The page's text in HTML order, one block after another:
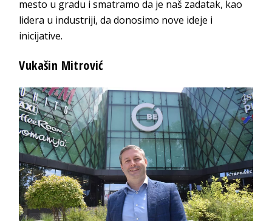
mesto u gradu i smatramo da je naš zadatak, kao
lidera u industriji, da donosimo nove ideje i
inicijative.
Vukašin Mitrović